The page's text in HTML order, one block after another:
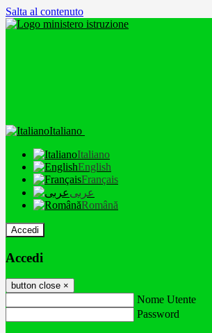
Salta al contenuto
Italiano
Italiano
English
Français
عربى
Română
Accedi
Accedi
button close ×
Nome Utente
Password